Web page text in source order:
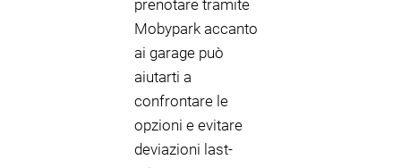
prenotare tramite
Mobypark accanto
ai garage può
aiutarti a
confrontare le
opzioni e evitare
deviazioni last-